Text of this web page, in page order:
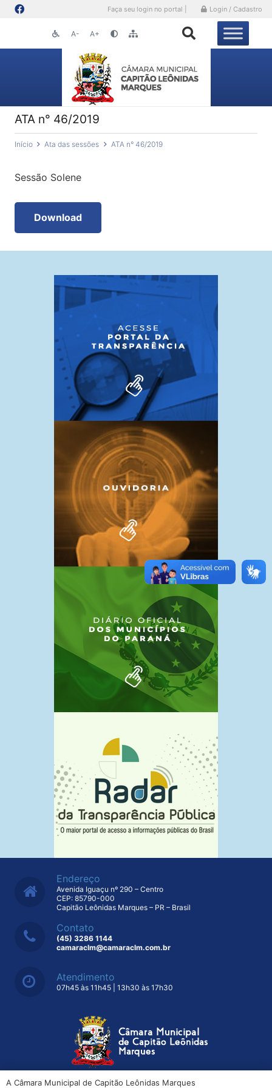
Faça seu login no portal | Login / Cadastro
A- A+
ATA n° 46/2019
Início Ata das sessões ATA n° 46/2019
Sessão Solene
Download
Endereço
Avenida Iguaçu nº 290 – Centro
CEP: 85790-000
Capitão Leônidas Marques – PR – Brasil
Contato
(45) 3286 1144
camaraclm@camaraclm.com.br
Atendimento
07h45 às 11h45 | 13h30 às 17h30
A Câmara Municipal de Capitão Leônidas Marques